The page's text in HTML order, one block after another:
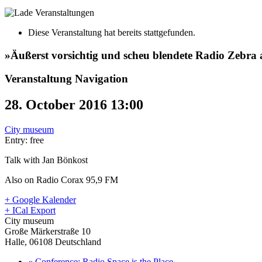
Diese Veranstaltung hat bereits stattgefunden.
»Äußerst vorsichtig und scheu blendete Radio Zebra
Veranstaltung Navigation
28. October 2016 13:00
City museum
Entry: free
Talk with Jan Bönkost
Also on Radio Corax 95,9 FM
+ Google Kalender
+ ICal Export
City museum
Große Märkerstraße 10
Halle, 06108 Deutschland